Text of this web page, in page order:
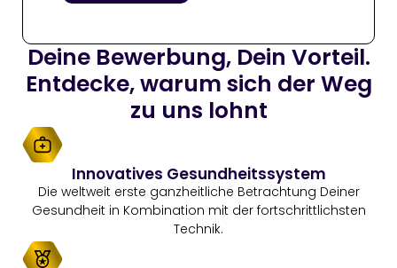
Deine Bewerbung, Dein Vorteil.
Entdecke, warum sich der Weg
zu uns lohnt
Innovatives Gesundheitssystem
Die weltweit erste ganzheitliche Betrachtung Deiner
Gesundheit in Kombination mit der fortschrittlichsten
Technik.